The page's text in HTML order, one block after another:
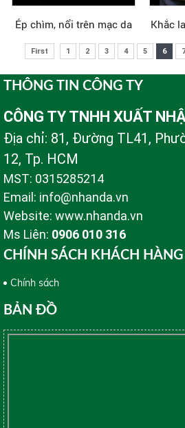
Ép chìm, nổi trên mạc da Khắc
First 1 2 3 4 5 6
THÔNG TIN CÔNG TY
CÔNG TY TNHH XUẤT
Địa chỉ: 81, Đường TL41,
12, Tp. HCM
MST: 0315285214
Email: info@nhanda.vn
Website: www.nhanda.vn
Ms Liên: 0906 010 316
CHÍNH SÁCH KHÁCH HÀNG
Chính sách
BẢN ĐỒ